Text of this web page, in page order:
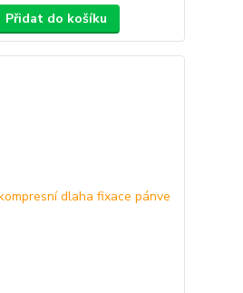
Přidat do košíku